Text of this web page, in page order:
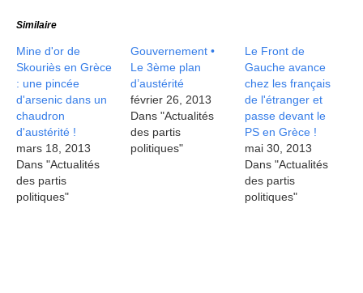
Similaire
Mine d'or de
Skouriès en Grèce
: une pincée
d'arsenic dans un
chaudron
d'austérité !
mars 18, 2013
Dans "Actualités
des partis
politiques"
Gouvernement •
Le 3ème plan
d’austérité
février 26, 2013
Dans "Actualités
des partis
politiques"
Le Front de
Gauche avance
chez les français
de l'étranger et
passe devant le
PS en Grèce !
mai 30, 2013
Dans "Actualités
des partis
politiques"